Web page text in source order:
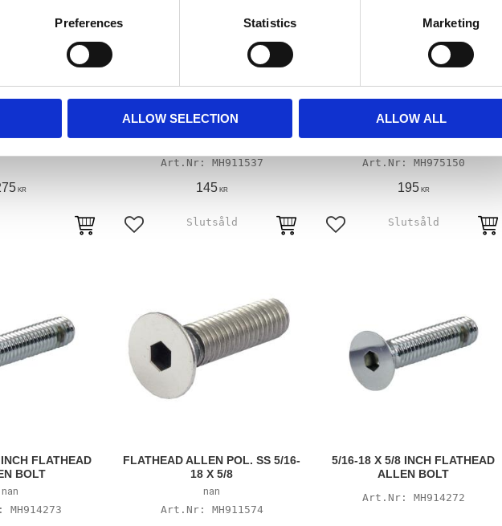
Preferences Statistics Marketing
ALLOW SELECTION ALLOW ALL
ALLEN
KR
FLATHEAD ALLEN POL. SS 8/32
MH911537
145KR
Lägg till i favoriter
8/32 X 5/8 INCH FLATHEAD
MH975150
195KR
Lägg till i favoriter
FLATHEAD
BOLT
nan
MH914273
FLATHEAD ALLEN POL. SS 5/16-
18 X 5/8
nan
MH911574
5/16-18 X 5/8 INCH FLATHEAD
ALLEN BOLT
MH914272